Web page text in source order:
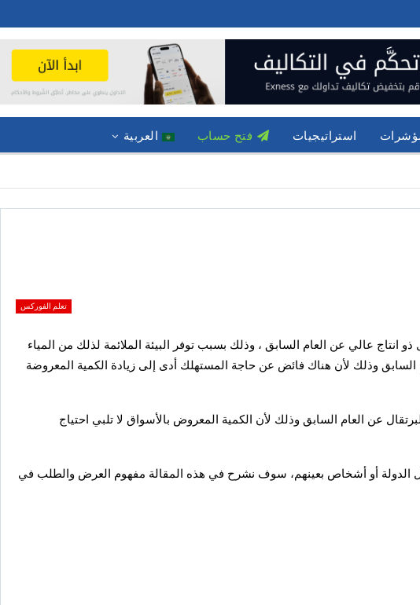
استراتيجيات فتح حساب العربية
تعلم الفوركس
عالي عن العام السابق ، وذلك بسبب توفر البيئة الملائمة لذلك من المياء
وذلك لأن هناك فائض عن حاجة المستهلك أدى إلى زيادة الكمية المعروضة
عن العام السابق وذلك لأن الكمية المعروض بالأسواق لا تلبي احتياج
الدولة أو أشخاص بعينهم، سوف نشرح في هذه المقالة مفهوم العرض والطلب في